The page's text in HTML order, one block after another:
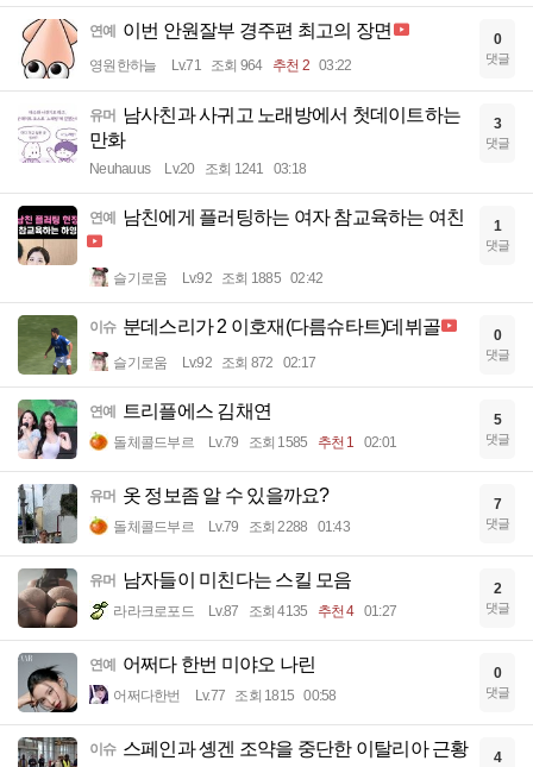
연예 이번 안원잘부 경주편 최고의 장면
영원한하늘 Lv.71 조회 964 추천 2 03:22
0
댓글
유머 남사친과 사귀고 노래방에서 첫데이트하는
만화
Neuhauus Lv.20 조회 1241 03:18
3
댓글
연예 남친에게 플러팅하는 여자 참교육하는 여친
슬기로움 Lv.92 조회 1885 02:42
1
댓글
이슈 분데스리가 2 이호재(다름슈타트)데뷔골
슬기로움 Lv.92 조회 872 02:17
0
댓글
연예 트리플에스 김채연
돌체콜드부르 Lv.79 조회 1585 추천 1 02:01
5
댓글
유머 옷 정보좀 알 수 있을까요?
돌체콜드부르 Lv.79 조회 2288 01:43
7
댓글
유머 남자들이 미친다는 스킬 모음
라라크로포드 Lv.87 조회 4135 추천 4 01:27
2
댓글
연예 어쩌다 한번 미야오 나린
어쩌다한번 Lv.77 조회 1815 00:58
0
댓글
이슈 스페인과 솅겐 조약을 중단한 이탈리아 근황 4